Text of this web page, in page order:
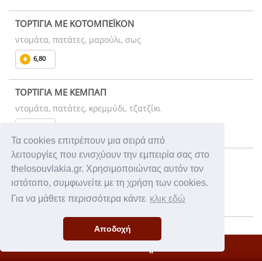
Τα cookies επιτρέπουν μια σειρά από
λειτουργίες που ενισχύουν την εμπειρία σας στο
thelosouvlakia.gr. Χρησιμοποιώντας αυτόν τον
ιστότοπο, συμφωνείτε με τη χρήση των cookies.
Για να μάθετε περισσότερα κάντε κλικ εδώ
Αποδοχή
ΤΟΡΤΙΓΙΑ ΜΕ ΚΟΤΟΜΠΕΪΚΟΝ
ντομάτα, πατάτες, μαρούλι, σως
6,80
ΤΟΡΤΙΓΙΑ ΜΕ ΚΕΜΠΑΠ
ντομάτα, πατάτες, κρεμμύδι, τζατζίκι
ΤΟΡΤΙΓΙΑ ΜΕ ΝΤΟΝΕΡ (ΓΥΡΟ ΜΟΣΧΑΡΙ)
ντομάτα, πατάτες, κρεμμύδι, τζατζίκι
6,80
ΤΟΡΤΙΓΙΑ ΜΕ ΛΟΥΚΑΝΙΚΟ ΧΩΡΙΑΤΙΚΟ